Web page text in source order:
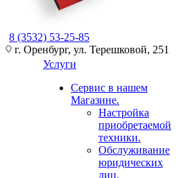
8 (3532) 53-25-85
г. Оренбург, ул. Терешковой, 251
Услуги
Сервис в нашем
Магазине.
Настройка
приобретаемой
техники.
Обслуживание
юридических
лиц.